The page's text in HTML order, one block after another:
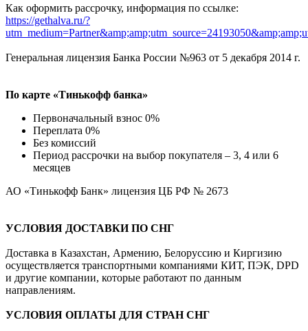
Как оформить рассрочку, информация по ссылке:
https://gethalva.ru/?
Генеральная лицензия Банка России №963 от 5 декабря 2014 г.
По карте «Тинькофф банка»
Первоначальный взнос 0%
Переплата 0%
Без комиссий
Период рассрочки на выбор покупателя – 3, 4 или 6
месяцев
АО «Тинькофф Банк» лицензия ЦБ РФ № 2673
УСЛОВИЯ ДОСТАВКИ ПО СНГ
Доставка в Казахстан, Армению, Белоруссию и Киргизию
осуществляется транспортными компаниями КИТ, ПЭК, DPD
и другие компании, которые работают по данным
направлениям.
УСЛОВИЯ ОПЛАТЫ ДЛЯ СТРАН СНГ